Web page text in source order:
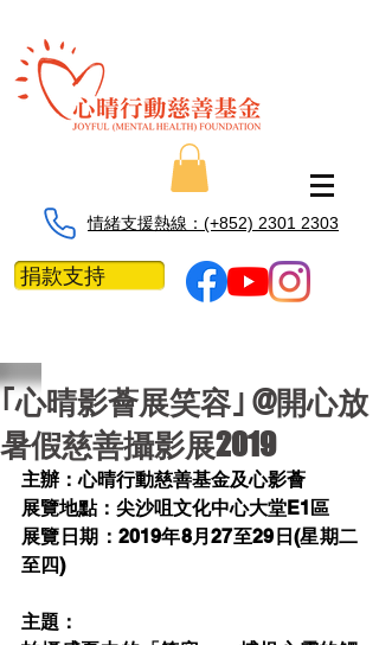
情緒支援熱線：​​(+852) 2301 2303
捐款支持
｢心晴影薈展笑容｣ @開心放
暑假慈善攝影展2019
主辦：心晴行動慈善基金及心影薈
展覽地點：尖沙咀文化中心大堂E1區
展覽日期：2019年8月27至29日(星期二
至四)
主題：